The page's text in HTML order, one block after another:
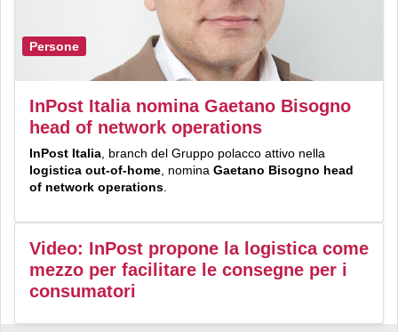
Persone
InPost Italia nomina Gaetano Bisogno
head of network operations
InPost Italia , branch del Gruppo polacco attivo nella
logistica out-of-home , nomina Gaetano Bisogno head
of network operations
Video: InPost propone la logistica come
mezzo per facilitare le consegne per i
consumatori